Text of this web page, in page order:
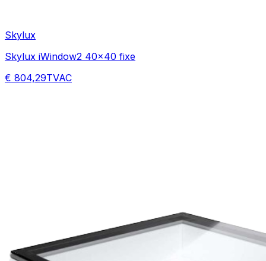
Skylux
Skylux iWindow2 40x40 fixe
€ 804,29TVAC